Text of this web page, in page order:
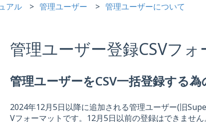
アル 管理ユーザー 管理ユーザーについて
管理ユーザー登録CSVフ
管理ユーザーをCSV一括登録する為
2024年12月5日以降に追加される管理ユーザー(旧
Vフォーマットです。12月5日以前の登録はできません。